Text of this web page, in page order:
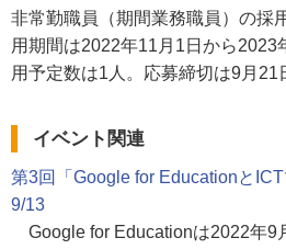
非常勤職員（期間業務職員）の採
用期間は2022年11月1日から2023
用予定数は1人。応募締切は9月21
イベント関連
第3回「Google for EducationとICT
9/13
Google for Educationは2022年9